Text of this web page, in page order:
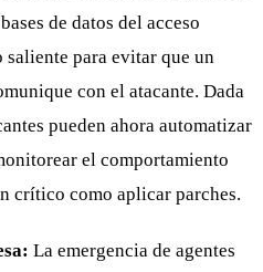
de datos del acceso
para evitar que un
con el atacante. Dada
pueden ahora automatizar
el comportamiento
crítico como aplicar parches.
La emergencia de agentes